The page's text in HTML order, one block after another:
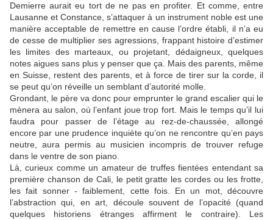
Demierre aurait eu tort de ne pas en profiter. Et comme, entre
Lausanne et Constance, s’attaquer à un instrument noble est une
manière acceptable de remettre en cause l’ordre établi, il n’a eu
de cesse de multiplier ses agressions, frappant histoire d’estimer
les limites des marteaux, ou projetant, dédaigneux, quelques
notes aigues sans plus y penser que ça. Mais des parents, même
en Suisse, restent des parents, et à force de tirer sur la corde, il
se peut qu’on réveille un semblant d’autorité molle.
Grondant, le père va donc pour emprunter le grand escalier qui le
mènera au salon, où l’enfant joue trop fort. Mais le temps qu’il lui
faudra pour passer de l’étage au rez-de-chaussée, allongé
encore par une prudence inquiète qu’on ne rencontre qu’en pays
neutre, aura permis au musicien incompris de trouver refuge
dans le ventre de son piano.
Là, curieux comme un amateur de truffes fientées entendant sa
première chanson de Cali, le petit gratte les cordes ou les frotte,
les fait sonner - faiblement, cette fois. En un mot, découvre
l’abstraction qui, en art, découle souvent de l’opacité (quand
quelques historiens étranges affirment le contraire). Les